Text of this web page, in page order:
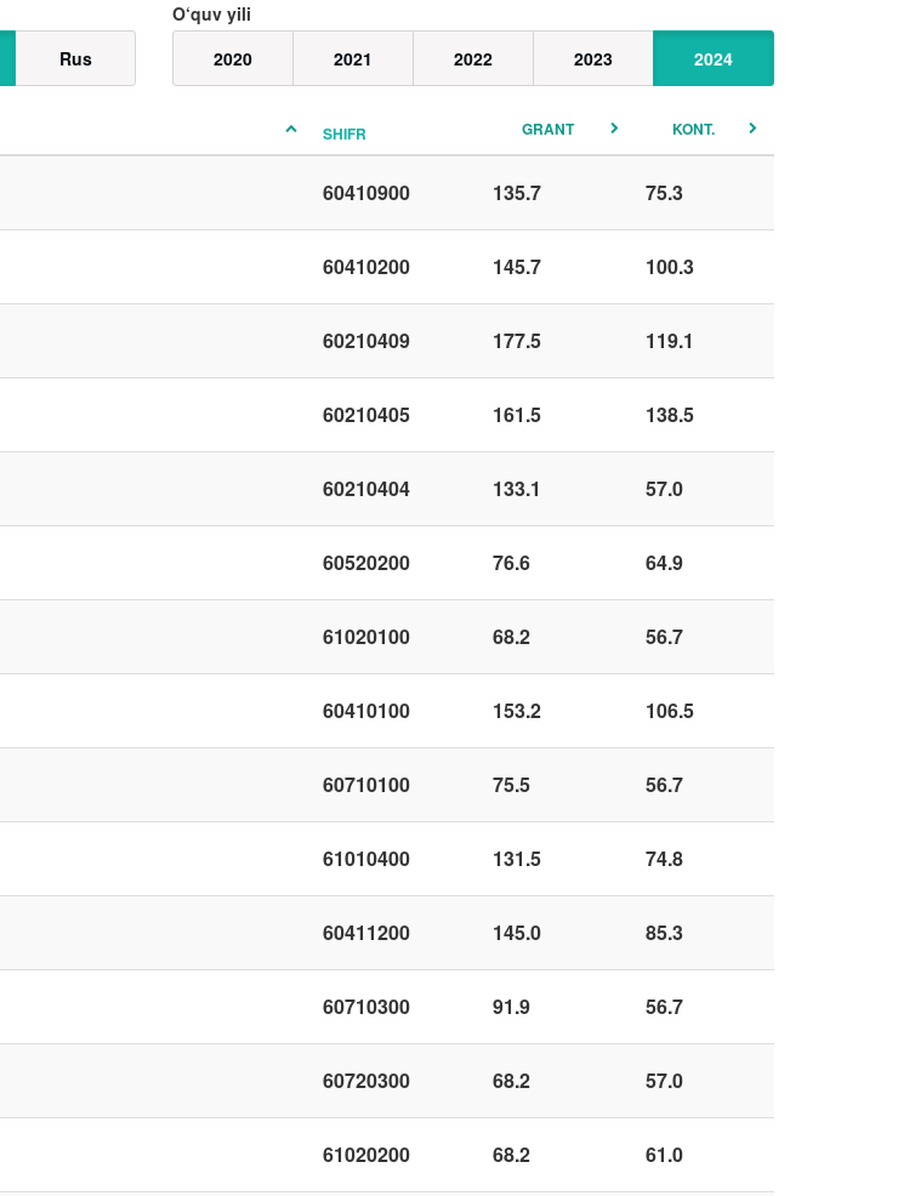
O‘quv yili
2020
2021 2022 2023 2024
Rus
SHIFR GRANT KONT.
60410900 135.7 75.3
60410200 145.7 100.3
60210409 177.5 119.1
60210405 161.5 138.5
60210404 133.1 57.0
60520200 76.6 64.9
61020100 68.2 56.7
60410100 153.2 106.5
60710100 75.5 56.7
61010400 131.5 74.8
60411200 145.0 85.3
60710300 91.9 56.7
60720300 68.2 57.0
61020200 68.2 61.0